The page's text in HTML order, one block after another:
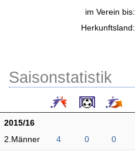
im Verein bis:
Herkunftsland:
Saisonstatistik
2015/16
2.Männer
4 0 0